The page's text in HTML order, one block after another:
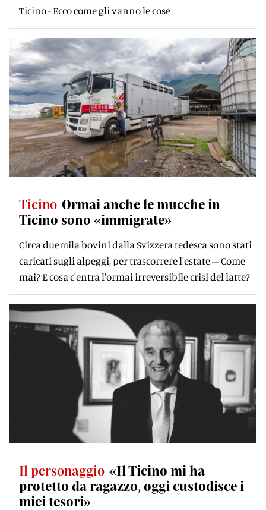
Ticino - Ecco come gli vanno le cose
Ticino Ormai anche le mucche in
Ticino sono «immigrate»
Circa duemila bovini dalla Svizzera tedesca sono stati
caricati sugli alpeggi, per trascorrere l'estate – Come
mai? E cosa c'entra l'ormai irreversibile crisi del latte?
Il personaggio «Il Ticino mi ha
protetto da ragazzo, oggi custodisce i
miei tesori»